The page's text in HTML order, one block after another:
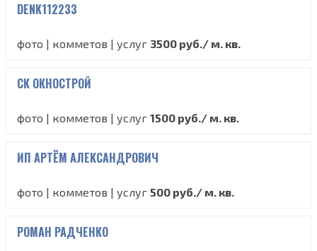
DENK112233
фото | комметов | услуг 3500 руб./ м. кв.
СК ОКНОСТРОЙ
фото | комметов | услуг 1500 руб./ м. кв.
ИП АРТЁМ АЛЕКСАНДРОВИЧ
фото | комметов | услуг 500 руб./ м. кв.
РОМАН РАДЧЕНКО